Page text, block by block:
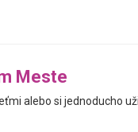
Meste
alebo si jednoducho